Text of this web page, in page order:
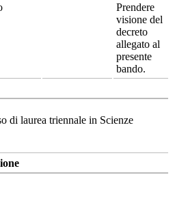
Prendere
visione del
decreto
allegato al
presente
bando.
di laurea triennale in Scienze